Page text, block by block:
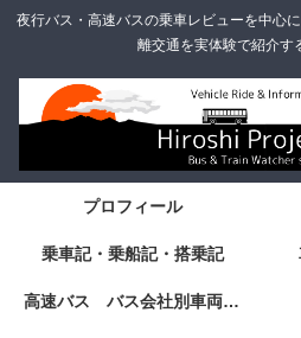
夜行バス・高速バスの乗車レビューを中心
離交通を実体験で紹介す
プロフィール
乗車記・乗船記・搭乗記
高速バス バス会社別車両・設備・シート紹介